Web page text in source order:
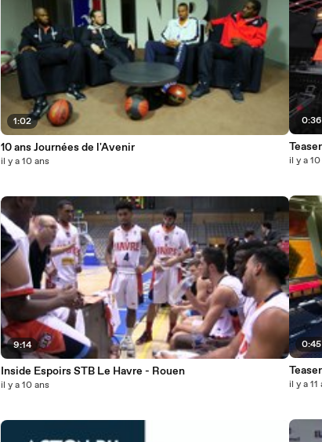
1:02
10 ans Journées de l'Avenir
il y a 10 ans
9:14
Inside Espoirs STB Le Havre - Rouen
il y a 10 ans
0:36
il y a
0:45
il y a 11